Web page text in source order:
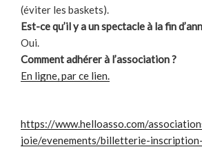
(éviter les baskets).
Est-ce qu’il y a un spectacle à la fin
Oui.
Comment adhérer à l’association ?
En ligne, par ce lien.
https://www.helloasso.com/
joie/evenements/billetterie-